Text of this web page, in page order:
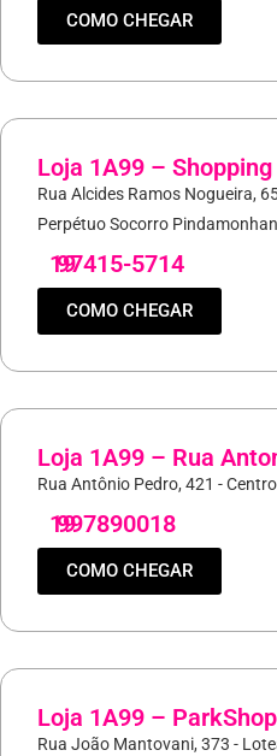
COMO CHEGAR
Loja 1A99 –
Rua Alcides Ramos Nogueira,
Perpétuo Socorro
19
97415-5714
COMO CHEGAR
Loja 1A99 – Rua
Rua Antônio Pedro, 421 -
19
997890018
COMO CHEGAR
Loja 1A99 –
Rua João Mantovani, 373 -